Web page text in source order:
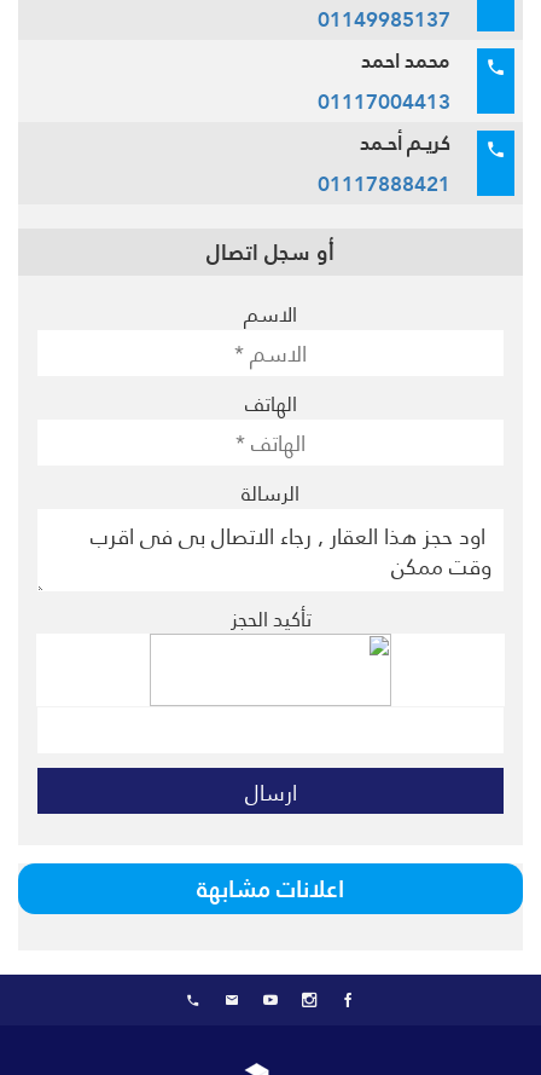
01149985137
محمد احمد
01117004413
كريـم أحـمد
01117888421
أو سجل اتصال
الاسم
الهاتف
الرسالة
تأكيد الحجز
اعلانات مشابهة